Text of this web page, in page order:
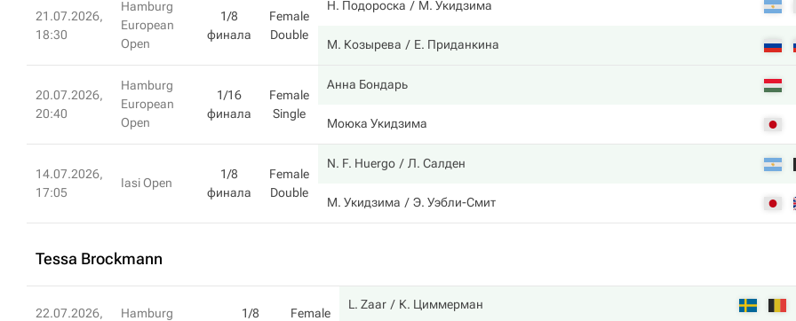
21.07.2026,
18:30
Hamburg
European
Open
1/8
финала
Female
Double
Н. Подороска М. Укидзима
М. Козырева Е. Приданкина
20.07.2026,
20:40
Hamburg
European
Open
1/16
финала
Female
Single
Анна Бондарь
Моюка Укидзима
14.07.2026,
17:05
Iasi Open
1/8
финала
Female
Double
N. F. Huergo Л. Салден
М. Укидзима Э. Уэбли-Смит
Tessa Brockmann
22.07.2026,
Hamburg
1/8
Female
L. Zaar К. Циммерман